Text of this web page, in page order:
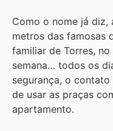
Como o nome já diz,
metros das famosas
familiar de Torres,
semana… todos os
segurança, o
de usar as praças
apartamento.